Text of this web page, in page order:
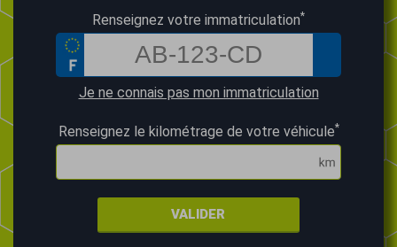
Renseignez votre immatriculation*
Je ne connais pas mon immatriculation
Renseignez le kilométrage de votre véhicule*
VALIDER